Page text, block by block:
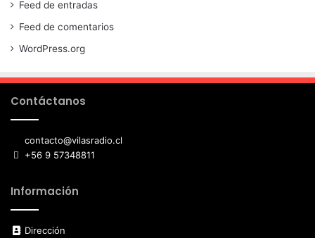
Feed de entradas
Feed de comentarios
WordPress.org
Contáctanos
contacto@vilasradio.cl
+56 9 57348811
Información
Dirección